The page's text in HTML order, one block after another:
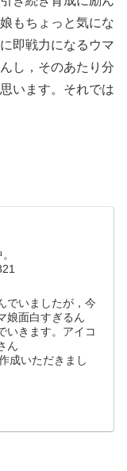
もちょっと気にな
即戦力になるウマ
し，そのあたり分
います。それでは
でいましたが，今
娘面白すぎるん
いきます。アイコ
ん
成いただきまし